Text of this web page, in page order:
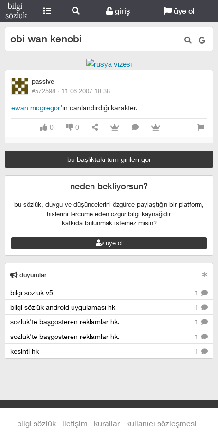
giriş üye ol
obi wan kenobi
passive
#572598 · 11.06.2007 18:38
ewan mcgregor’ın canlandırdığı karakter.
0 0
bu başlıktaki tüm girileri gör
neden bekliyorsun?
bu sözlük, duygu ve düşüncelerini özgürce paylaştığın bir platform,
hislerini tercüme eden özgür bilgi kaynağıdır.
katkıda bulunmak istemez misin?
üye ol
duyurular
1
bilgi sözlük v5
1
bilgi sözlük android uygulaması hk
1
sözlük'te başgösteren reklamlar hk.
1
sözlük'te başgösteren reklamlar hk.
1
kesinti hk
bilgi sözlük iletişim kurallar kullanıcı sözleşmesi